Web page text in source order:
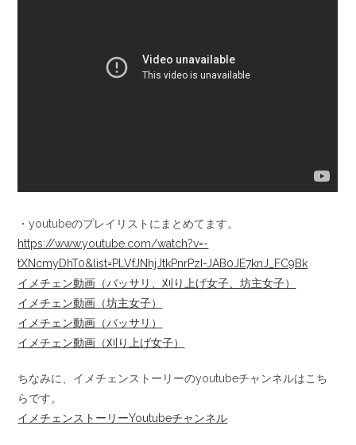
・youtubeのプレイリストにまとめてます。
https://www.youtube.com/watch?v=-
tXNcmyDhT0&list=PLVfJNhjJtkPnrPzI-JAB0JE7knJ_FC9Bk
イメチェン動画（バッサリ、刈り上げ女子、坊主女子）
イメチェン動画（坊主女子）
イメチェン動画（バッサリ）
イメチェン動画（刈り上げ女子）
ちなみに、イメチェンストーリーのyoutubeチャンネルはこち
らです。
イメチェンストーリーYoutubeチャンネル